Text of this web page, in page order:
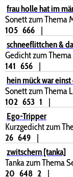
frau holle hat im
Sonett zum Thema
105 666
|
schneeflittchen &
Gedicht zum
141 656
|
hein mück war
Sonett zum Thema
102 653 1
|
Ego-Tripper
Kurzgedicht zum
26 649
|
zwitschern [tanka]
Tanka zum Thema
20 648 2
|